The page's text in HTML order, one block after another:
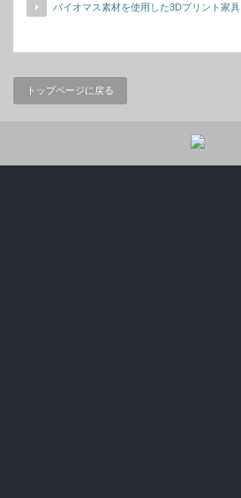
バイオマス素材を使用した3Dプリント家具
トップページに戻る